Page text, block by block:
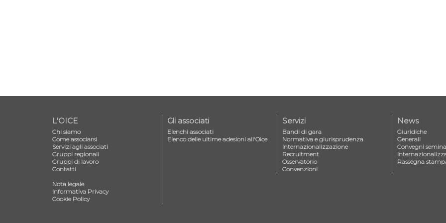
L'OICE
Chi siamo
Come associarsi
Servizi agli associati
Gruppi regionali
Gruppi di lavoro
Contatti
Nota legale
Informativa Privacy
Cookie Policy
Gli associati
Elenchi associati
Elenco delle ultime adesioni all'Oice
Servizi
Bandi di gara
Normativa e giurisprudenza
Internazionalizzazione
Recruitment
Osservatorio
Convenzioni
News
Giuridiche
Generali
Convegni
Rassegna